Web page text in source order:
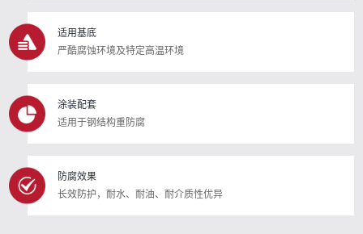
适用基底
严酷腐蚀环境及特定高温环境
涂装配套
适用于钢结构重防腐
防腐效果
长效防护，耐水、耐油、耐介质性优异